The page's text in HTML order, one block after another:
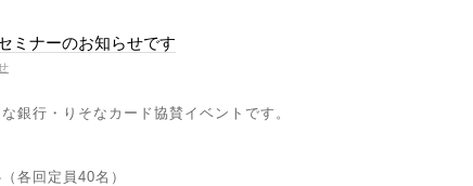
ミナーのお知らせです
銀行・りそなカード協賛イベントです。
各回定員40名）